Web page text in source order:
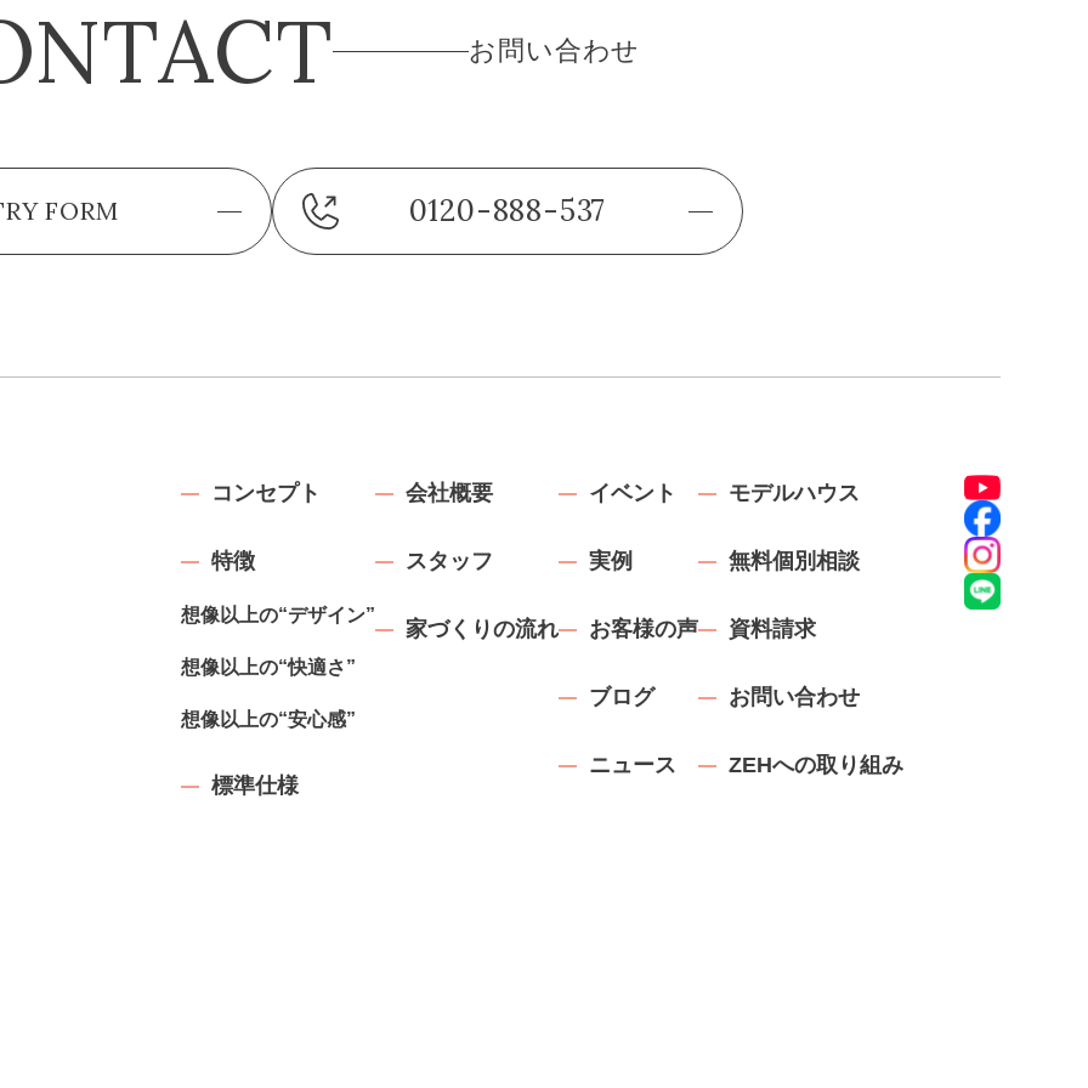
お問い合わせ
FORM 0120-888-537
コンセプト
特徴
想像以上の“デザイン”
想像以上の“快適さ”
想像以上の“安心感”
標準仕様
会社概要
スタッフ
家づくりの流れ
イベント
実例
お客様の声
ブログ
ニュース
モデルハウス
無料個別相談
資料請求
お問い合わせ
ZEHへの取り組み